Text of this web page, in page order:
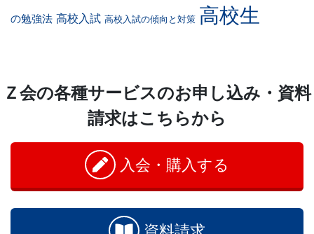
の勉強法 高校入試 高校入試の傾向と対策 高校生
Ｚ会の各種サービスのお申し込み・資料
請求はこちらから
入会・購入する